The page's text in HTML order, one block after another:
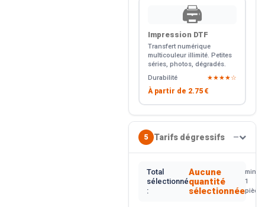
🖨️
Impression DTF
Transfert numérique
multicouleur illimité. Petites
séries, photos, dégradés.
Durabilité
★★★★☆
À partir de 2.75 €
5 Tarifs dégressifs —
Total
sélectionné
:
Aucune
quantité
sélectionnée
min.
1
pièce